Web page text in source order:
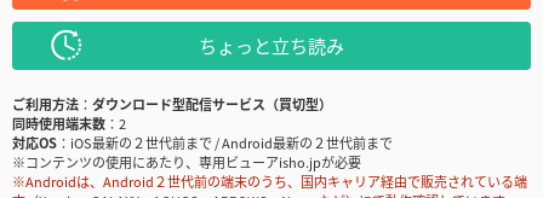
ちょっと立ち読み
ご利用方法
ダウンロード型配信サービス（買切型）
同時使用端末数
2
対応OS
iOS最新の２世代前まで / Android最新の２世代前まで
※コンテンツの使用にあたり、専用ビューアisho.jpが必要
※Androidは、Android２世代前の端末のうち、国内キャリア経由で販売されている端